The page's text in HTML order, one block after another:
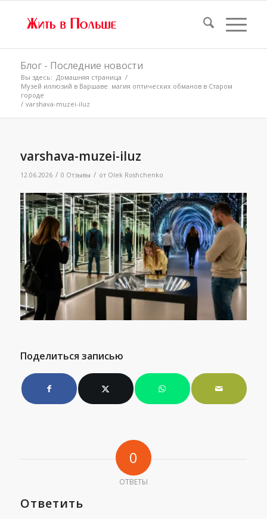
Блог - Последние новости
Вы здесь: Домашняя страница /
Музей иллюзий в Варшаве: магия оптических обманов в Старом
городе
/ varshava-muzei-iluz
varshava-muzei-iluz
12.06.2026 / 0 Отзывы / от Olek Roshchenko
Поделиться записью
0
ОТВЕТЫ
Ответить